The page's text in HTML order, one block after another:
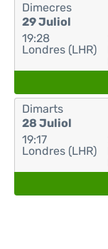
Dimecres
29 Juliol
19:28
Londres (LHR)
Dimarts
28 Juliol
19:17
Londres (LHR)